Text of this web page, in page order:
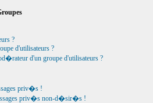
?
d'utilisateurs ?
d'un groupe d'utilisateurs ?
priv�s !
priv�s non-d�sir�s !